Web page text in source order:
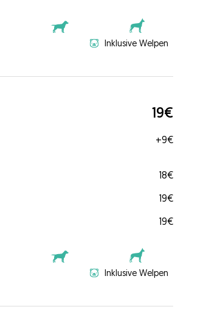
Inklusive Welpen
19€
+9€
18€
19€
19€
Inklusive Welpen